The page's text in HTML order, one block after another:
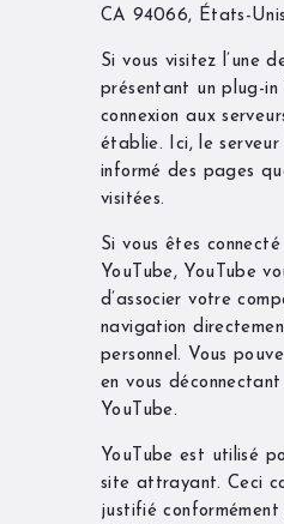
CA 94066, États-
Si vous visitez l’une
présentant un plug-in
connexion aux
établie. Ici, le serveur
informé des pages
visitées.
Si vous êtes
YouTube, YouTube
d’associer votre
navigation
personnel. Vous
en vous
YouTube.
YouTube est utilisé
site attrayant. Ceci
justifié